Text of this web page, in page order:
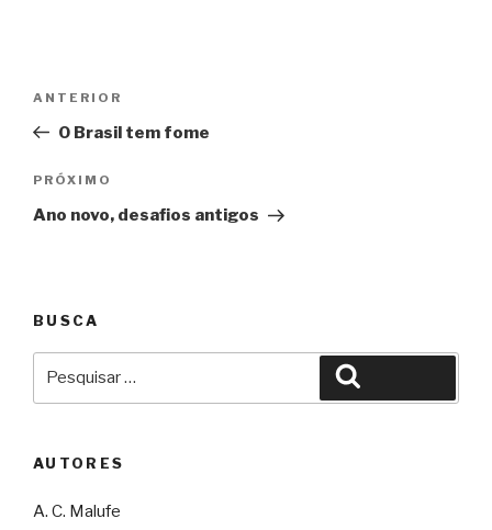
Post
Anterior
ANTERIOR
O Brasil tem fome
Próximo
PRÓXIMO
Ano novo, desafios antigos
BUSCA
AUTORES
A. C. Malufe